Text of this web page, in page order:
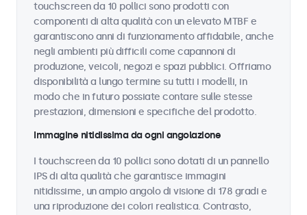
touchscreen da 10 pollici sono prodotti con
componenti di alta qualità con un elevato MTBF e
garantiscono anni di funzionamento affidabile, anche
negli ambienti più difficili come capannoni di
produzione, veicoli, negozi e spazi pubblici. Offriamo
disponibilità a lungo termine su tutti i modelli, in
modo che in futuro possiate contare sulle stesse
prestazioni, dimensioni e specifiche del prodotto.
Immagine nitidissima da ogni angolazione
I touchscreen da 10 pollici sono dotati di un pannello
IPS di alta qualità che garantisce immagini
nitidissime, un ampio angolo di visione di 178 gradi e
una riproduzione dei colori realistica. Contrasto,